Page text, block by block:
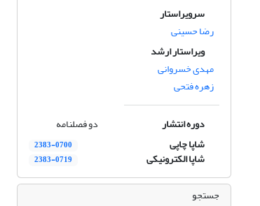
سرویراستار
رضا حسینی
ویراستار ارشد
مهدی خسروانی
زهره فتحی
دوره انتشار
دو فصلنامه
شاپا چاپی
2383-0700
شاپا الکترونیکی 2383-0719
جستجو